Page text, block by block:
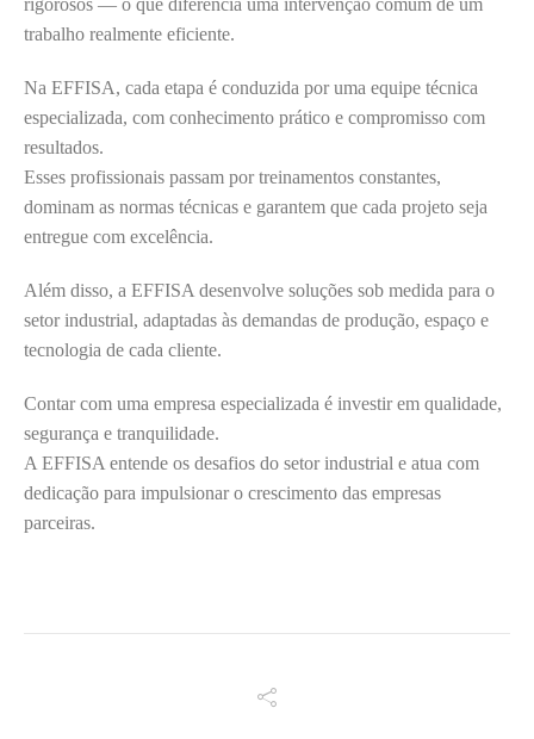
trabalho realmente eficiente.
Na EFFISA, cada etapa é conduzida por uma equipe técnica
especializada, com conhecimento prático e compromisso com
resultados.
Esses profissionais passam por treinamentos constantes,
dominam as normas técnicas e garantem que cada projeto seja
entregue com excelência.
Além disso, a EFFISA desenvolve soluções sob medida para o
setor industrial, adaptadas às demandas de produção, espaço e
tecnologia de cada cliente.
Contar com uma empresa especializada é investir em qualidade,
segurança e tranquilidade.
A EFFISA entende os desafios do setor industrial e atua com
dedicação para impulsionar o crescimento das empresas
parceiras.